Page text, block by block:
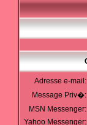
Adresse e-mail:
Message Priv�:
MSN Messenger:
Yahoo Messenger: